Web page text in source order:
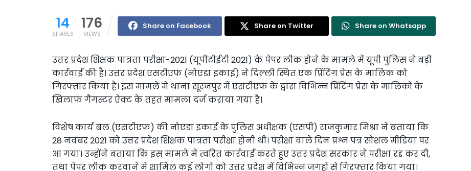
14
SHARES
176
VIEWS
Share on Facebook Share on Twitter Share on Whatsapp
उत्तर प्रदेश शिक्षक पात्रता परीक्षा-2021 (यूपीटीईटी 2021) के पेपर लीक होने के मामले में यूपी पुलिस ने बड़ी
कार्रवाई की है। उत्तर प्रदेश एसटीएफ (नोएडा इकाई) ने दिल्ली स्थित एक प्रिंटिंग प्रेस के मालिक को
गिरफ्तार किया है। इस मामले में थाना सूरजपुर में एसटीएफ के द्वारा विभिन्न प्रिंटिंग प्रेस के मालिकों के
खिलाफ गैंगस्टर ऐक्ट के तहत मामला दर्ज कराया गया है।
विशेष कार्य बल (एसटीएफ) की नोएडा इकाई के पुलिस अधीक्षक (एसपी) राजकुमार मिश्रा ने बताया कि
28 नवंबर 2021 को उत्तर प्रदेश शिक्षक पात्रता परीक्षा होनी थी। परीक्षा वाले दिन प्रश्न पत्र सोशल मीडिया पर
आ गया। उन्होंने बताया कि इस मामले में त्वरित कार्रवाई करते हुए उत्तर प्रदेश सरकार ने परीक्षा रद्द कर दी,
तथा पेपर लीक करवाने में शामिल कई लोगों को उत्तर प्रदेश में विभिन्न जगहों से गिरफ्तार किया गया।